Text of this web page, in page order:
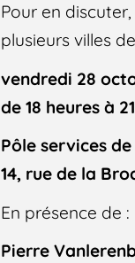
Pour en
plusieurs villes
vendredi 28
de 18 heures à
Pôle services
14, rue de la
En présence de :
Pierre